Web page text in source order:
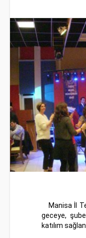
Manisa İl
geceye,
katılım